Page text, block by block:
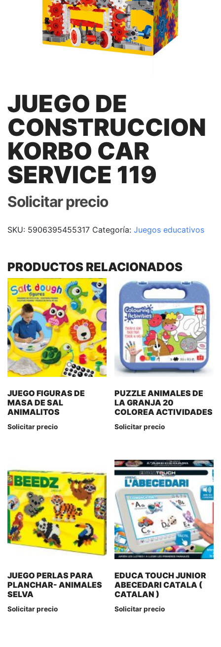
JUEGO DE
CONSTRUCCION
KORBO CAR
SERVICE 119
Solicitar precio
SKU: 5906395455317 Categoría: Juegos educativos
PRODUCTOS RELACIONADOS
JUEGO FIGURAS DE
MASA DE SAL
ANIMALITOS
Solicitar precio
PUZZLE ANIMALES DE
LA GRANJA 20
COLOREA ACTIVIDADES
Solicitar precio
JUEGO PERLAS PARA
PLANCHAR- ANIMALES
SELVA
Solicitar precio
EDUCA TOUCH JUNIOR
ABECEDARI CATALA (
CATALAN )
Solicitar precio